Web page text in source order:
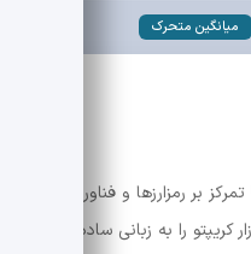
میانگین متحرک
بر رمزارزها و فناوری
را به زبانی ساده و